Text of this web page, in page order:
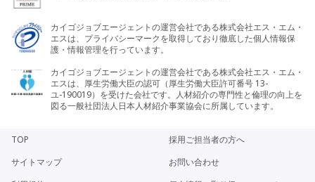
カイゴジョブエージェントの運営会社である株式会社エス・エム・
エスは、プライバシーマークを取得しており徹底した個人情報保
護・情報管理を行っています。
カイゴジョブエージェントの運営会社である株式会社エス・エム・
エスは、厚生労働大臣の認可（厚生労働大臣許可番号 13-
ユ-190019）を受けた会社です。人材紹介の専門性と倫理の向上を
図る一般社団法人日本人材紹介事業協会に所属しています。
TOP
採用ご担当者の方へ
サイトマップ
お問い合わせ